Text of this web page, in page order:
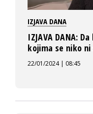
IZJAVA DANA
IZJAVA DANA:
kojima se niko
22/01/2024 | 08:45